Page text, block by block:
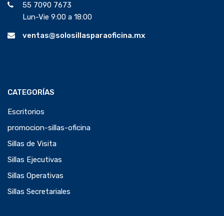
55 7090 7673
Lun-Vie 9:00 a 18:00
ventas@solosillasparaoficina.mx
CATEGORÍAS
Escritorios
promocion-sillas-oficina
Sillas de Visita
Sillas Ejecutivas
Sillas Operativas
Sillas Secretariales